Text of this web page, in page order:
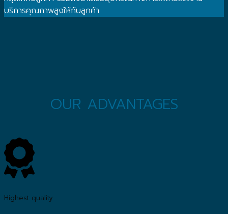
บริการคุณภาพสูงให้กับลูกค้า
OUR ADVANTAGES
Highest quality